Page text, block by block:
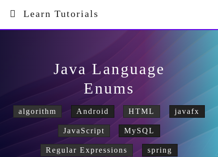
Learn Tutorials
Java Language
Enums
algorithm Android HTML javafx
JavaScript MySQL
Regular Expressions spring